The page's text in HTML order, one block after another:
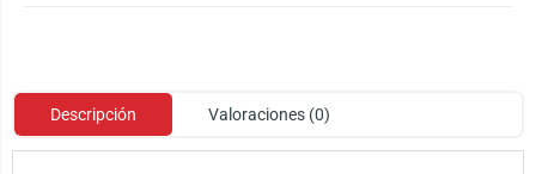
Descripción Valoraciones (0)